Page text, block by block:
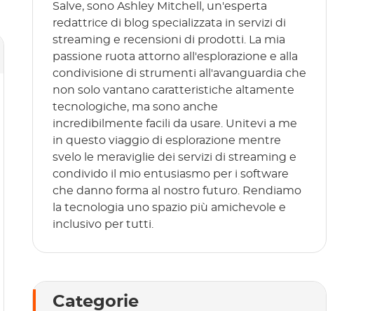
Salve, sono Ashley Mitchell, un'esperta
redattrice di blog specializzata in servizi di
streaming e recensioni di prodotti. La mia
passione ruota attorno all'esplorazione e alla
condivisione di strumenti all'avanguardia che
non solo vantano caratteristiche altamente
tecnologiche, ma sono anche
incredibilmente facili da usare. Unitevi a me
in questo viaggio di esplorazione mentre
svelo le meraviglie dei servizi di streaming e
condivido il mio entusiasmo per i software
che danno forma al nostro futuro. Rendiamo
la tecnologia uno spazio più amichevole e
inclusivo per tutti.
Categorie